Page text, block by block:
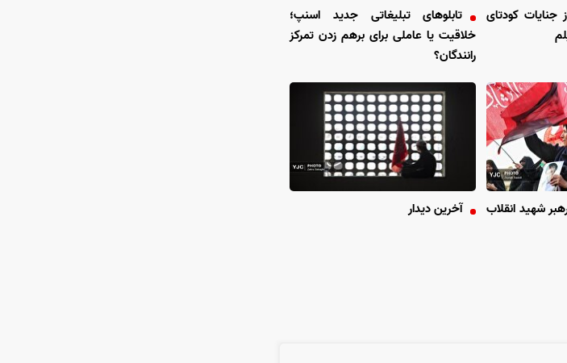
جنایات کودتای
تابلو‌های تبلیغاتی جدید اسنپ؛
خلاقیت یا عاملی برای برهم زدن تمرکز
رانندگان؟
شهید انقلاب
آخرین دیدار